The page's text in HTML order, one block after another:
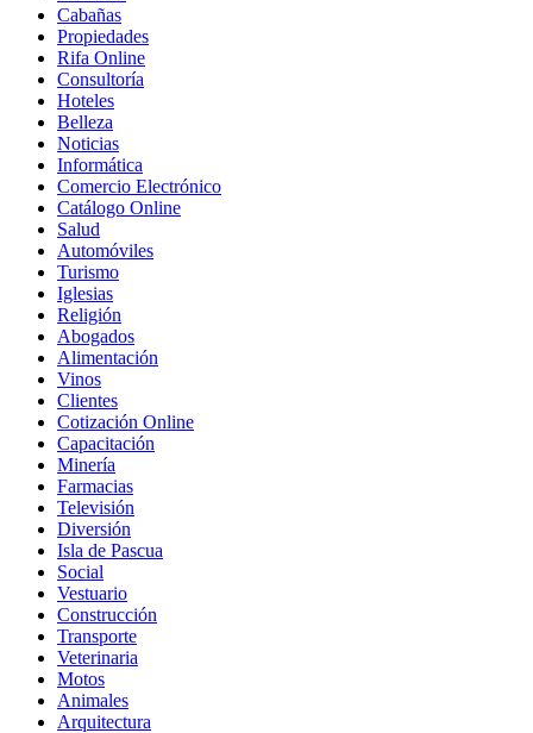
Cabañas
Propiedades
Rifa Online
Consultoría
Hoteles
Belleza
Noticias
Informática
Comercio Electrónico
Catálogo Online
Salud
Automóviles
Turismo
Iglesias
Religión
Abogados
Alimentación
Vinos
Clientes
Cotización Online
Capacitación
Minería
Farmacias
Televisión
Diversión
Isla de Pascua
Social
Vestuario
Construcción
Transporte
Veterinaria
Motos
Animales
Arquitectura